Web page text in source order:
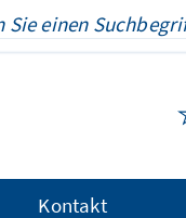
Kontakt